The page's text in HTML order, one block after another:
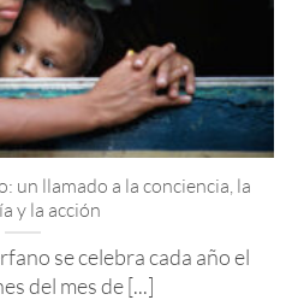
un llamado a la conciencia, la
y la acción
se celebra cada año el
del mes de [...]